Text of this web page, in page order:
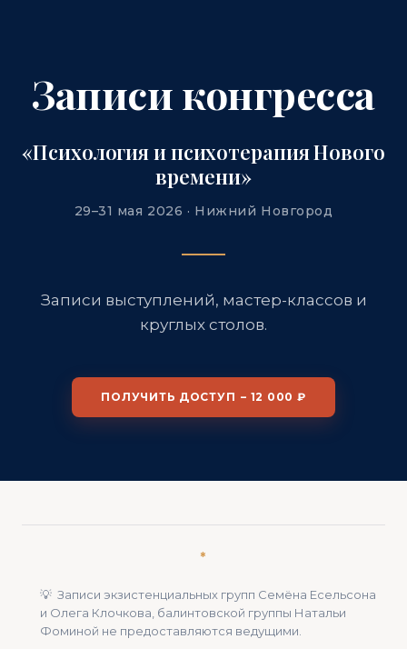
Записи конгресса
«Психология и психотерапия Нового
времени»
29–31 мая 2026 · Нижний Новгород
Записи выступлений, мастер-классов и
круглых столов.
ПОЛУЧИТЬ ДОСТУП – 12 000 ₽
*
💡 Записи экзистенциальных групп Семёна Есельсона
и Олега Клочкова, балинтовской группы Натальи
Фоминой не предоставляются ведущими.